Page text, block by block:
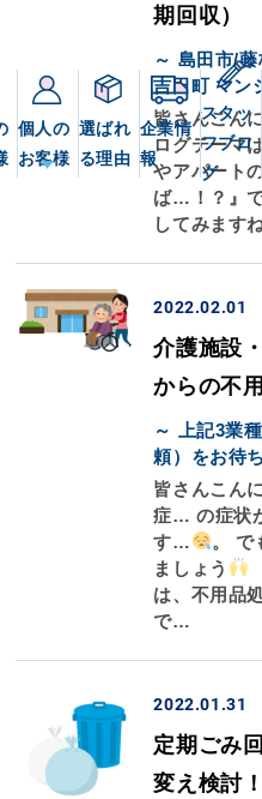
個人の
お客様
選ばれ
る理由
企業情
報
スタッ
フブロ
グ
期回収）
～ 島田市/
吉田町 マン
皆さんこん
ログテーマ
やアパート
ば…！？』
してみま
2022.02.01
介護施設
からの不
～ 上記3業
頼）をお待
皆さんこん
症… の症状
す…
。 で
ましょう
は、不用品
で…
2022.01.31
定期ごみ
変え検討